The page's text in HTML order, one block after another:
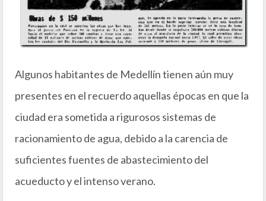
Algunos habitantes de Medellín tienen aún muy
presentes en el recuerdo aquellas épocas en que la
ciudad era sometida a rigurosos sistemas de
racionamiento de agua, debido a la carencia de
suficientes fuentes de abastecimiento del
acueducto y el intenso verano.